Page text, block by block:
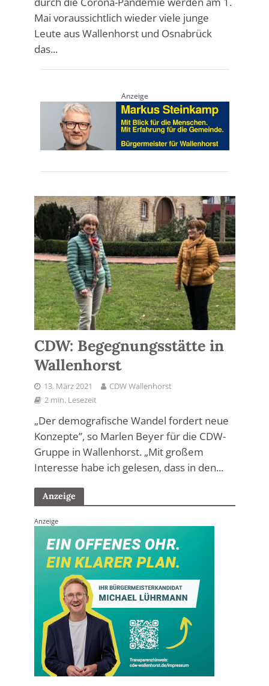
Mai voraussichtlich wieder viele junge
Leute aus Wallenhorst und Osnabrück
das...
Anzeige
CDW: Begegnungsstätte in
Wallenhorst
13. März 2021
CDW Wallenhorst
2 min. Lesezeit
„Der demografische Wandel fordert neue
Konzepte”, so Marlen Beyer für die CDW-
Gruppe in Wallenhorst. „Mit großem
Interesse habe ich gelesen, dass in den...
Anzeige
Anzeige